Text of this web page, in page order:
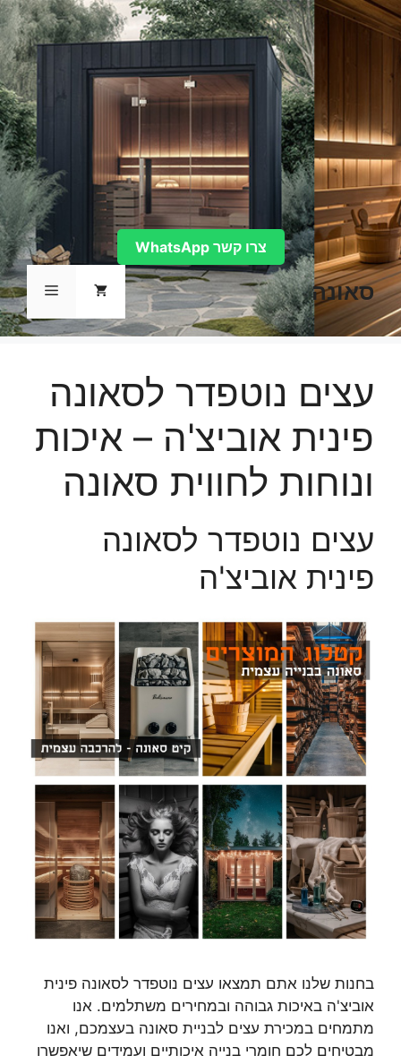
לדלג
לתוכן
סאונה תפריט
צרו קשר WhatsApp
עצים נוטפדר לסאונה
פינית אוביצ'ה – איכות
ונוחות לחווית סאונה
עצים נוטפדר לסאונה
פינית אוביצ'ה
בחנות שלנו אתם תמצאו עצים נוטפדר לסאונה פינית
אוביצ'ה באיכות גבוהה ובמחירים משתלמים. אנו
מתמחים במכירת עצים לבניית סאונה בעצמכם, ואנו
מבטיחים לכם חומרי בנייה איכותיים ועמידים שיאפשרו